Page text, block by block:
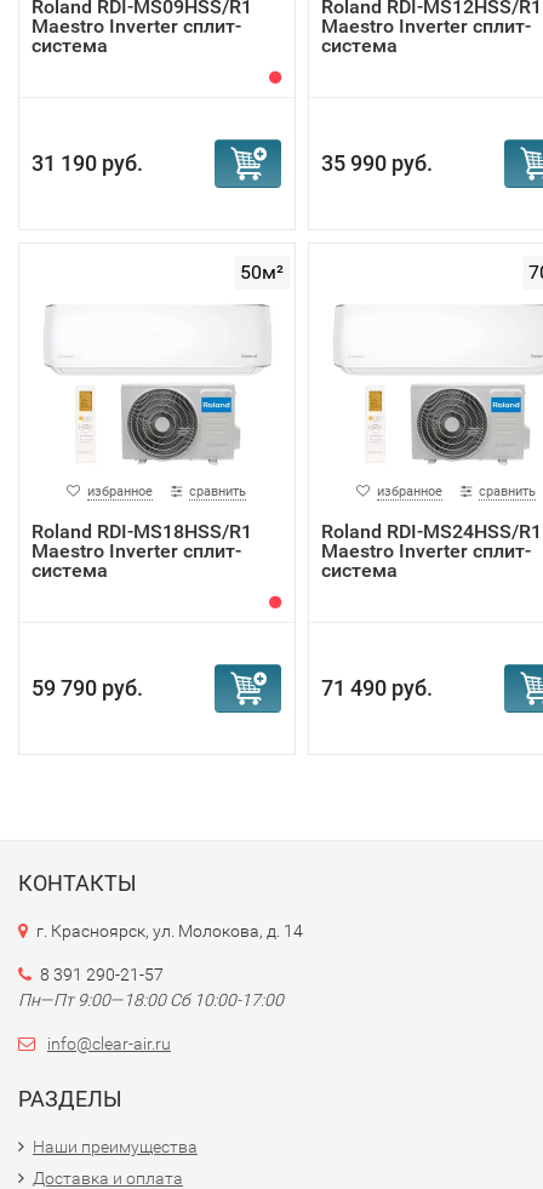
Roland RDI-MS09HSS/R1
Maestro Inverter сплит-
система
31 190 руб.
Roland RDI-MS12HSS/R1
Maestro Inverter сплит-
система
35 990 руб.
50м²
избранное сравнить
Roland RDI-MS18HSS/R1
Maestro Inverter сплит-
система
59 790 руб.
избранное сравнить
Roland RDI-MS24HSS/R1
Maestro Inverter сплит-
система
71 490 руб.
КОНТАКТЫ
г. Красноярск, ул. Молокова, д. 14
8 391 290-21-57
Пн—Пт 9:00—18:00 Сб 10:00-17:00
info@clear-air.ru
РАЗДЕЛЫ
Наши преимущества
Доставка и оплата